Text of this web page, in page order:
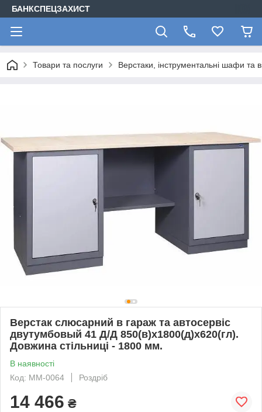
БАНКСПЕЦЗАХИСТ
Товари та послуги Верстаки, інструментальні шафи та
Верстак слюсарний в гараж та автосервіс
двутумбовый 41 Д/Д 850(в)х1800(д)х620(гл).
Довжина стільниці - 1800 мм.
В наявності
Код: ММ-0064
Роздріб
14 466 ₴